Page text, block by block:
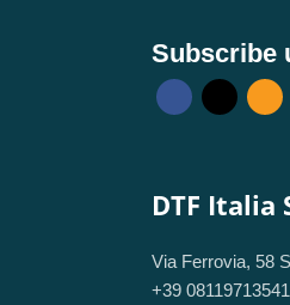
Subscribe
DTF Italia
Via Ferrovia, 58
+39 08119713541